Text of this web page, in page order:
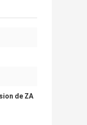
de ZA